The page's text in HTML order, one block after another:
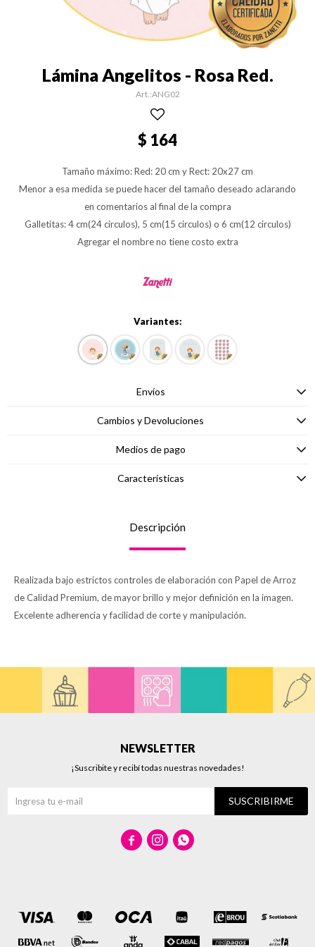
Lámina Angelitos - Rosa Red.
ANG02
$ 164
Tamaño máximo: Red: 20 cm y Rect: 20x27 cm
Menor a esa medida se puede hacer del tamaño deseado aclarando
en comentarios al final de la compra
Galletitas: 4 cm(24 circulos), 5 cm(15 circulos) o 6 cm(12 circulos)
Agregar el nombre no tiene costo extra
Variantes:
Envíos
Cambios y Devoluciones
Medios de pago
Características
Descripción
Realizada bajo estrictos controles de elaboración con Papel de Arroz
de Calidad Premium, de mayor brillo y mejor definición en la imagen.
Excelente adherencia y facilidad de corte y manipulación.
NEWSLETTER
¡Suscribite y recibí todas nuestras novedades!
SUSCRIBIRME
  